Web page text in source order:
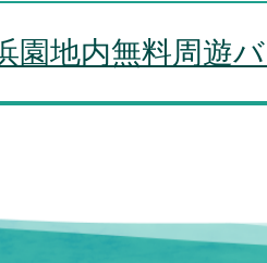
園地内無料周遊